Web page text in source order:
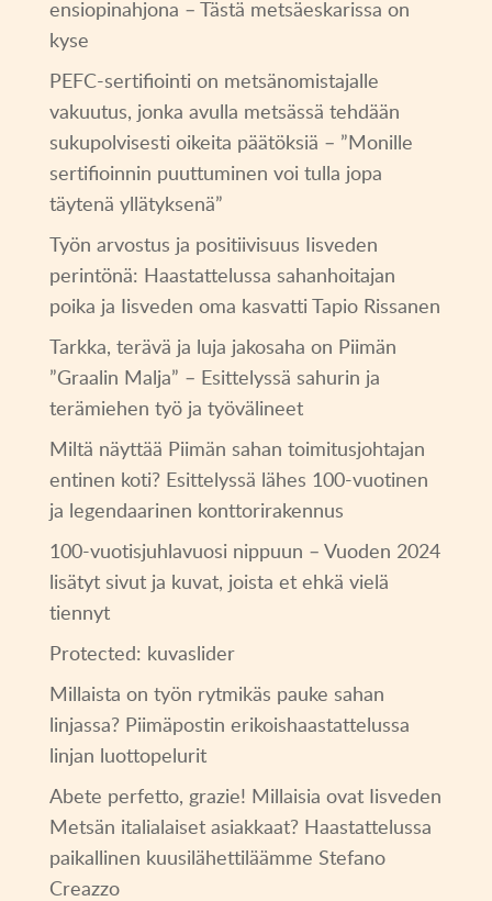
ensiopinahjona – Tästä metsäeskarissa on
kyse
PEFC-sertifiointi on metsänomistajalle
vakuutus, jonka avulla metsässä tehdään
sukupolvisesti oikeita päätöksiä – ”Monille
sertifioinnin puuttuminen voi tulla jopa
täytenä yllätyksenä”
Työn arvostus ja positiivisuus Iisveden
perintönä: Haastattelussa sahanhoitajan
poika ja Iisveden oma kasvatti Tapio Rissanen
Tarkka, terävä ja luja jakosaha on Piimän
”Graalin Malja” – Esittelyssä sahurin ja
terämiehen työ ja työvälineet
Miltä näyttää Piimän sahan toimitusjohtajan
entinen koti? Esittelyssä lähes 100-vuotinen
ja legendaarinen konttorirakennus
100-vuotisjuhlavuosi nippuun – Vuoden 2024
lisätyt sivut ja kuvat, joista et ehkä vielä
tiennyt
Protected: kuvaslider
Millaista on työn rytmikäs pauke sahan
linjassa? Piimäpostin erikoishaastattelussa
linjan luottopelurit
Abete perfetto, grazie! Millaisia ovat Iisveden
Metsän italialaiset asiakkaat? Haastattelussa
paikallinen kuusilähettiläämme Stefano
Creazzo